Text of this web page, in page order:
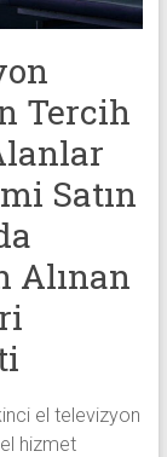
Tercih
Satın
Alınan
el televizyon
hizmet